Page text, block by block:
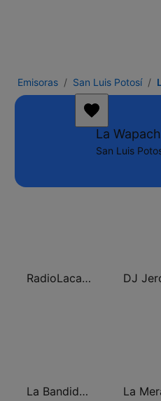
Emisoras San Luis Potosí
La
San Luis
RadioLacawamera.com
La Bandida del Norte